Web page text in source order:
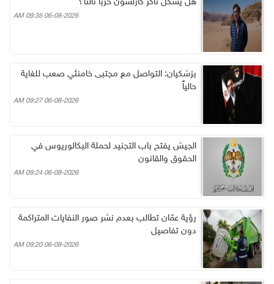
هل يشكل تاكر كارلسون حزبا ثالثا؟
06-08-2026 09:35 AM
بزشكيان: التواصل مع مجتبى خامنئي صعب للغاية
حالياً
06-08-2026 09:27 AM
الجيش يفتح باب التجنيد لحملة البكالوريوس في
الحقوق والقانون
06-08-2026 09:24 AM
رؤية عمّان تطالب بعدم نشر صور النفايات المتراكمة
دون تفاصيل
06-08-2026 09:20 AM